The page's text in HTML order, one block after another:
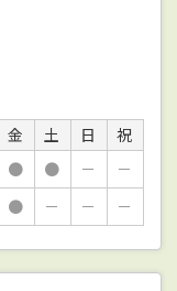
金 土 日
祝
● ● －
－
● － － －